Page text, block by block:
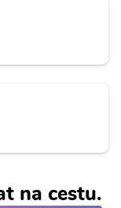
na cestu.